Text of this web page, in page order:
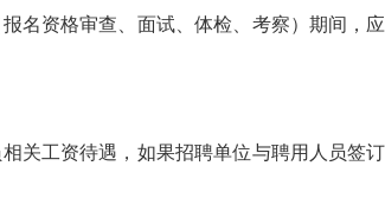
资格审查、面试、体检、考察）期间，
工资待遇，如果招聘单位与聘用人员签